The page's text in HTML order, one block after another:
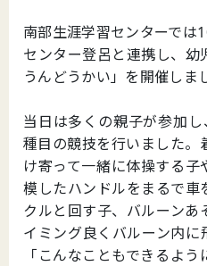
南部生涯学習センターでは
センター登呂と連携し、幼
うんどうかい」を開催しま
当日は多くの親子が参加
種目の競技を行いました
け寄って一緒に体操する
模したハンドルをまるで車
クルと回す子、バルーン
イミング良くバルーン内に
「こんなこともできるよ